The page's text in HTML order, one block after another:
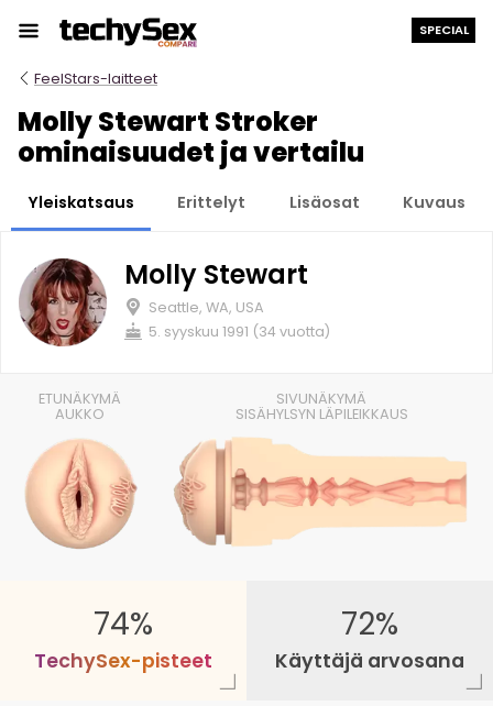
sisältöön
SPECIAL
FeelStars-laitteet
Molly Stewart Stroker
ominaisuudet ja vertailu
Yleiskatsaus Erittelyt Lisäosat Kuvaus
ETUNÄKYMÄ
AUKKO
SIVUNÄKYMÄ
SISÄHYLSYN LÄPILEIKKAUS
74%
TechySex-pisteet
72%
Käyttäjä arvosana
Molly Stewart
Seattle, WA, USA
5. syyskuu 1991 (34 vuotta)